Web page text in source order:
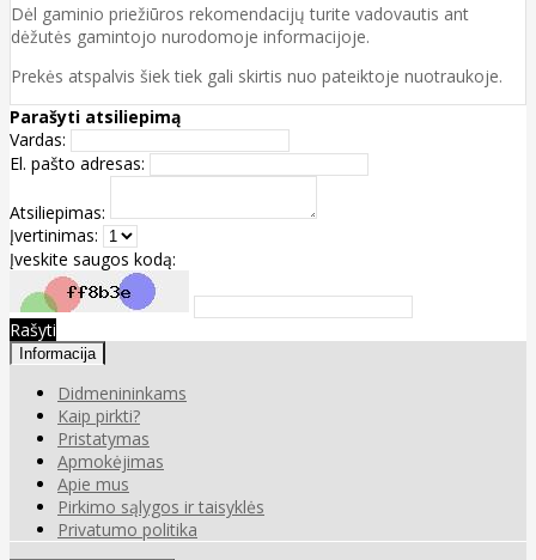
Dėl gaminio priežiūros rekomendacijų turite vadovautis ant
dėžutės gamintojo nurodomoje informacijoje.
Prekės atspalvis šiek tiek gali skirtis nuo pateiktoje nuotraukoje.
Parašyti atsiliepimą
Vardas:
El. pašto adresas:
Atsiliepimas:
Įvertinimas:
Įveskite saugos kodą:
Rašyti
Informacija
Didmenininkams
Kaip pirkti?
Pristatymas
Apmokėjimas
Apie mus
Pirkimo sąlygos ir taisyklės
Privatumo politika